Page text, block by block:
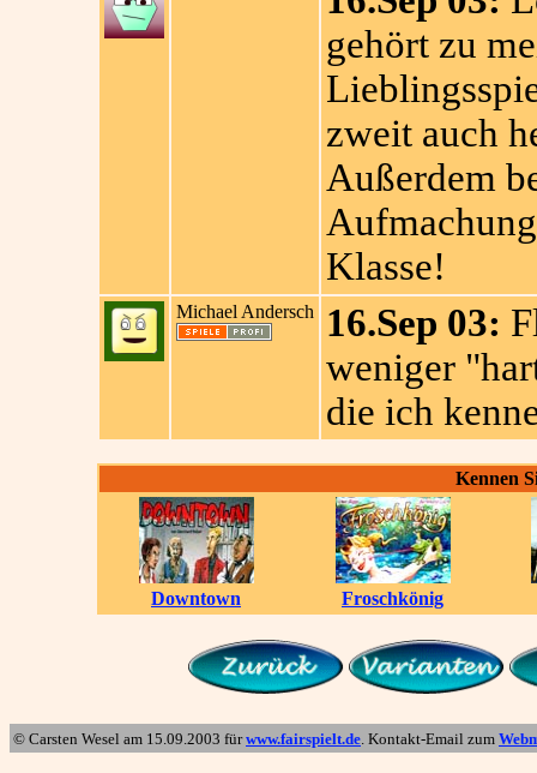
gehört zu
zweit auch
Außerdem
Klasse!
Michael Andersch 16.Sep 03:
weniger
die ich
Kennen
Downtown Froschkönig
© Carsten Wesel am 15.09.2003 fürwww.fairspielt.de. Kontakt-Email zum